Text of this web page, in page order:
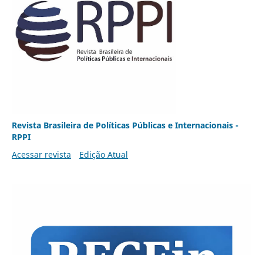
Revista Brasileira de Políticas Públicas e Internacionais -
RPPI
Acessar revista
Edição Atual